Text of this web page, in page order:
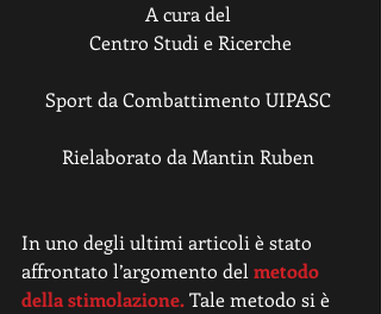
A cura del
Centro Studi e Ricerche
Sport da Combattimento UIPASC
Rielaborato da Mantin Ruben
In uno degli ultimi articoli è stato
affrontato l’argomento del metodo
della stimolazione. Tale metodo si è